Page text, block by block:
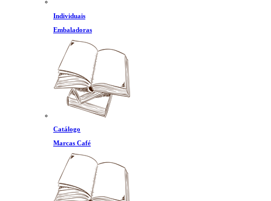
Individuais
Embaladoras
Catálogo
Marcas Café